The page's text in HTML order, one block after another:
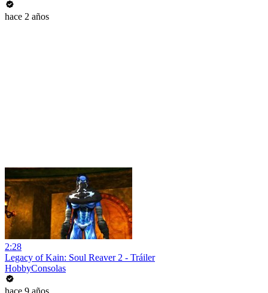
hace 2 años
2:28
Legacy of Kain: Soul Reaver 2 - Tráiler
HobbyConsolas